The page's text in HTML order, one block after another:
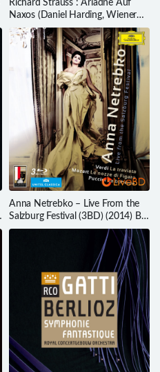
Richard Strauss : Ariadne Auf
Naxos (Daniel Harding, Wiener
Philharmoniker) (2014) (2014) BD
蓝光原盘 42.4G
Anna Netrebko – Live From the
Salzburg Festival (3BD) (2014) BD
蓝光原盘 110.2G